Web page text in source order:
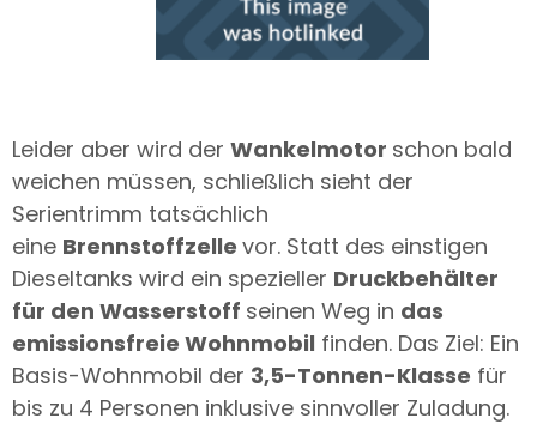
Leider aber wird der Wankelmotor schon bald
weichen müssen, schließlich sieht der
Serientrimm tatsächlich
eine Brennstoffzelle vor. Statt des einstigen
Dieseltanks wird ein spezieller Druckbehälter
für den Wasserstoff seinen Weg in das
emissionsfreie Wohnmobil finden. Das Ziel: Ein
Basis-Wohnmobil der 3,5-Tonnen-Klasse für
bis zu 4 Personen inklusive sinnvoller Zuladung.